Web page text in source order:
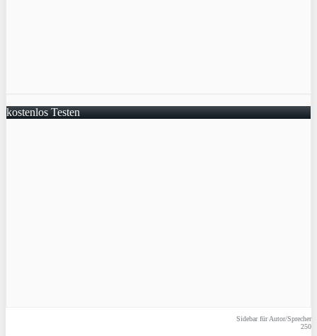
kostenlos Testen
Sidebar für Autor/Sprecher
250